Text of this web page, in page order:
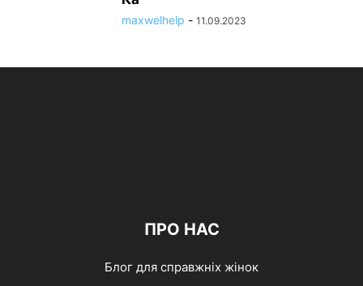
maxwelhelp - 11.09.2023
ПРО НАС
Блог для справжніх жінок